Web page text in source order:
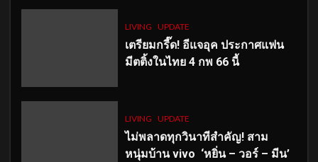
LIVING UPDATE
เตรียมกรี๊ด! อีแจอุค ประกาศแฟน
มีตติ้งในไทย 4 กพ 66 นี้
LIVING UPDATE
ไม่พลาดทุกวินาทีสำคัญ! สาม
หนุ่มบ้าน vivo ‘หยิ่น – วอร์ – มีน’